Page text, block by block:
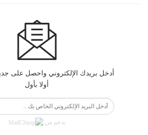
أدخل بريدك الإلكتروني واحصل على جديد
أولا بأول
بدعم من